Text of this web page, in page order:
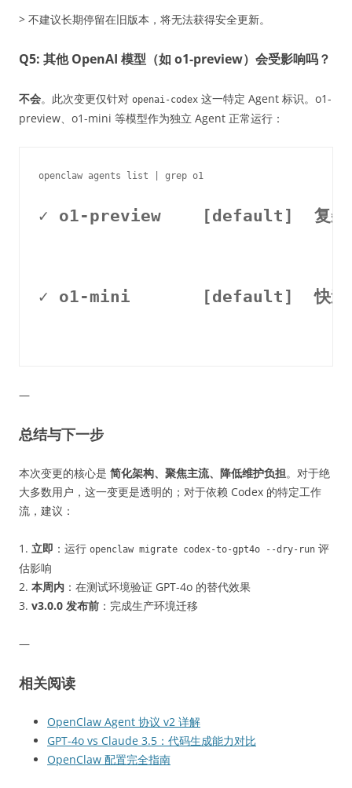
> 不建议长期停留在旧版本，将无法获得安全更新。
Q5: 其他 OpenAI 模型（如 o1-preview）会受影响吗？
不会。此次变更仅针对 openai-codex 这一特定 Agent 标识。o1-
preview、o1-mini 等模型作为独立 Agent 正常运行：
✓ o1-preview    [default]  复杂推
✓ o1-mini       [default]  快速推
—
总结与下一步
本次变更的核心是 简化架构、聚焦主流、降低维护负担。对于绝
大多数用户，这一变更是透明的；对于依赖 Codex 的特定工作
流，建议：
1. 立即 ：运行 openclaw migrate codex-to-gpt4o --dry-run 评
估影响
2. 本周内 ：在测试环境验证 GPT-4o 的替代效果
3. v3.0.0 发布前 ：完成生产环境迁移
—
相关阅读
OpenClaw Agent 协议 v2 详解
GPT-4o vs Claude 3.5：代码生成能力对比
OpenClaw 配置完全指南